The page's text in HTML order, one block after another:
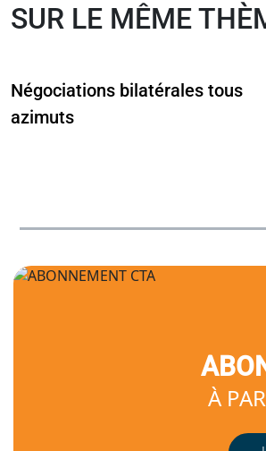
SUR LE MÊME
Négociations bilatérales tous
azimuts
À